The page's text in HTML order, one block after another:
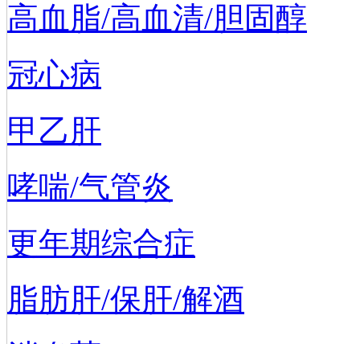
高血脂/高血清/胆固醇
冠心病
甲乙肝
哮喘/气管炎
更年期综合症
脂肪肝/保肝/解酒